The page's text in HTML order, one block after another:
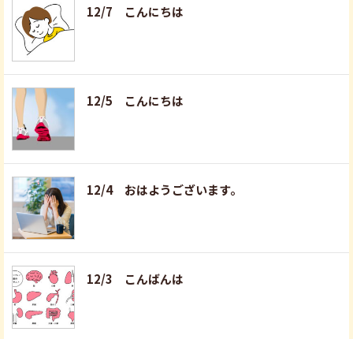
12/7 こんにちは
12/5 こんにちは
12/4 おはようございます。
12/3 こんばんは